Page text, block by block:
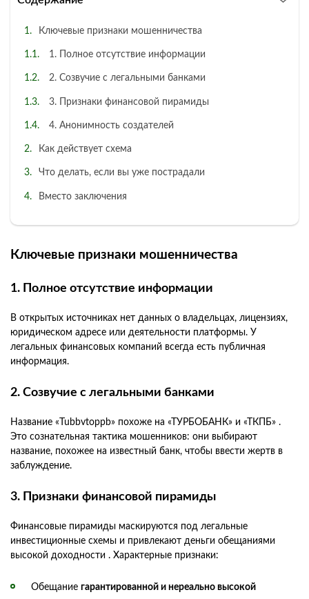
Ключевые признаки мошенничества
1. Полное отсутствие информации
2. Созвучие с легальными банками
3. Признаки финансовой пирамиды
4. Анонимность создателей
Как действует схема
Что делать, если вы уже пострадали
Вместо заключения
Ключевые признаки мошенничества
1. Полное отсутствие информации
В открытых источниках нет данных о владельцах, лицензиях,
юридическом адресе или деятельности платформы. У
легальных финансовых компаний всегда есть публичная
информация.
2. Созвучие с легальными банками
Название «Tubbvtoppb» похоже на «ТУРБОБАНК» и «ТКПБ» .
Это сознательная тактика мошенников: они выбирают
название, похожее на известный банк, чтобы ввести жертв в
заблуждение.
3. Признаки финансовой пирамиды
Финансовые пирамиды маскируются под легальные
инвестиционные схемы и привлекают деньги обещаниями
высокой доходности . Характерные признаки:
Обещание гарантированной и нереально высокой